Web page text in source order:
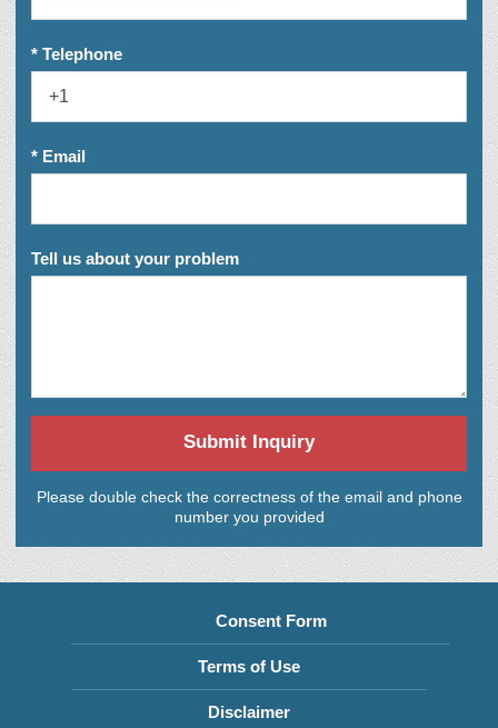
* Telephone
* Email
Tell us about your problem
Submit Inquiry
Please double check the correctness of the email and phone
number you provided
Consent Form
Terms of Use
Disclaimer